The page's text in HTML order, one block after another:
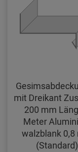
mit Dreikant
200 mm
Meter
walzblank 0,8
(Standard)